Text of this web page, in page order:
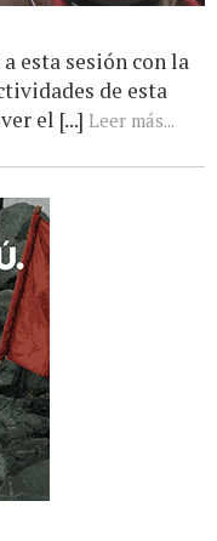
esta sesión con la
de esta
el [...] Leer más...